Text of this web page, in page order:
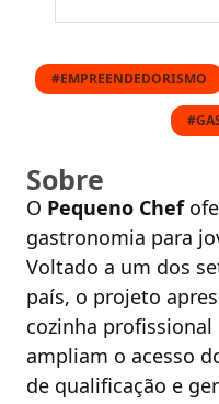
#EMPREENDEDORISMO
Sobre
O Pequeno Chef
gastronomia para
Voltado a um dos
país, o projeto
cozinha
ampliam o acesso
de qualificação e